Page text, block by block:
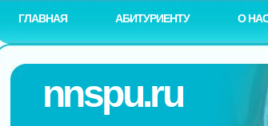
ГЛАВНАЯ АБИТУРИЕНТУ О
nnspu.ru